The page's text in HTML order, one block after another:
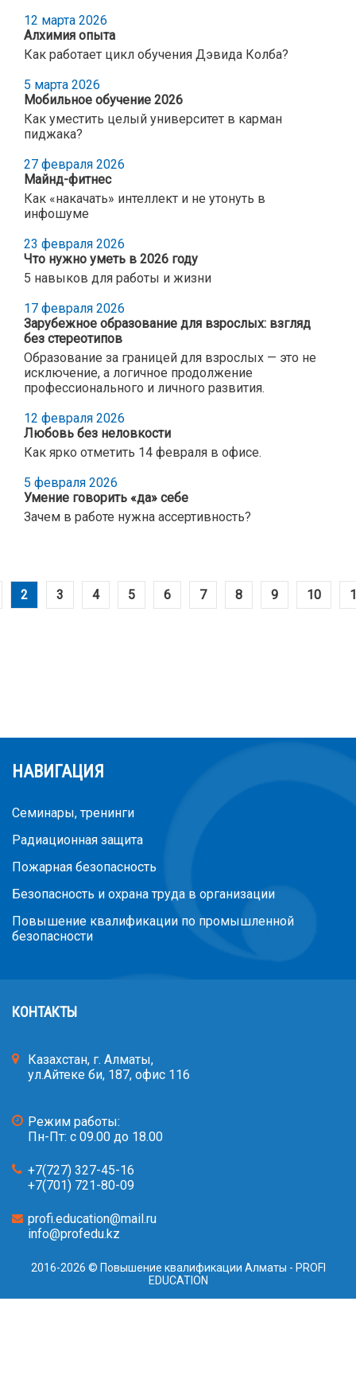
12 марта 2026
Алхимия опыта
Как работает цикл обучения Дэвида Колба?
5 марта 2026
Мобильное обучение 2026
Как уместить целый университет в карман
пиджака?
27 февраля 2026
Майнд-фитнес
Как «накачать» интеллект и не утонуть в
инфошуме
23 февраля 2026
Что нужно уметь в 2026 году
5 навыков для работы и жизни
17 февраля 2026
Зарубежное образование для взрослых: взгляд
без стереотипов
Образование за границей для взрослых — это не
исключение, а логичное продолжение
профессионального и личного развития.
12 февраля 2026
Любовь без неловкости
Как ярко отметить 14 февраля в офисе.
5 февраля 2026
Умение говорить «да» себе
Зачем в работе нужна ассертивность?
2 3 4 5 6 7 8 9 10
НАВИГАЦИЯ
Семинары, тренинги
Радиационная защита
Пожарная безопасность
Безопасность и охрана труда в организации
Повышение квалификации по промышленной
безопасности
КОНТАКТЫ
Казахстан, г. Алматы,
ул.Айтеке би, 187, офис 116
Режим работы:
Пн-Пт: с 09.00 до 18.00
+7(727) 327-45-16
+7(701) 721-80-09
profi.education@mail.ru
info@profedu.kz
2016-2026 © Повышение квалификации Алматы - PROFI
EDUCATION